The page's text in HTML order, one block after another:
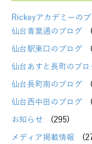
Rickeyアカデミーの
仙台青葉通のブログ
仙台駅東口のブログ
仙台あすと長町のブロ
仙台長町南のブログ
仙台西中田のブログ
お知らせ(295)
メディア掲載情報